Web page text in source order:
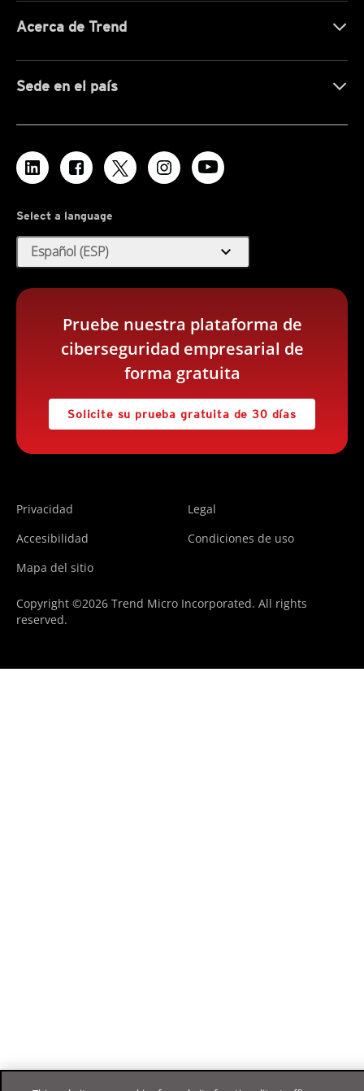
Acerca de Trend
Sede en el país
Select a language
Español (ESP) expand_more
Pruebe nuestra plataforma de
ciberseguridad empresarial de
forma gratuita
Solicite su prueba gratuita de 30 días
Privacidad
Legal
Accesibilidad
Condiciones de uso
Mapa del sitio
Copyright ©2026 Trend Micro Incorporated. All rights
reserved.